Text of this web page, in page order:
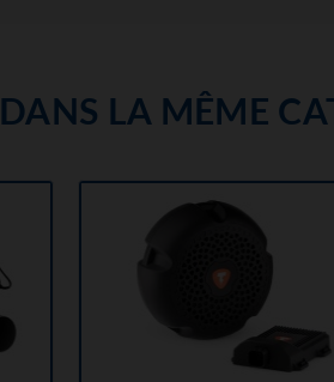
LA MÊME